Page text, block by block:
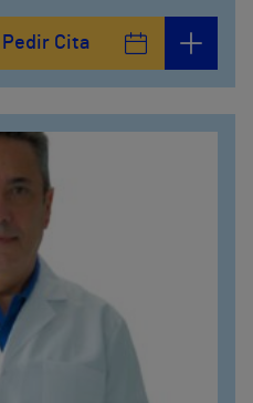
Pedir Cita